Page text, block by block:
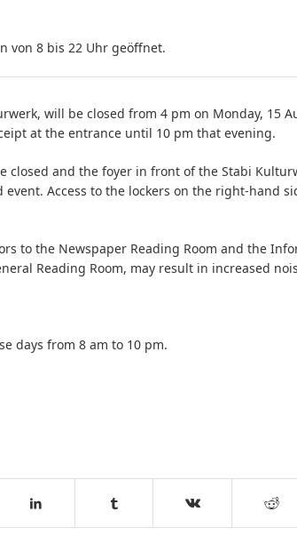
von 8 bis 22 Uhr geöffnet.
will be closed from 4 pm on Monday, 15
at the entrance until 10 pm that evening.
closed and the foyer in front of the Stabi
Access to the lockers on the right-hand
to the Newspaper Reading Room and the
Reading Room, may result in increased
days from 8 am to 10 pm.